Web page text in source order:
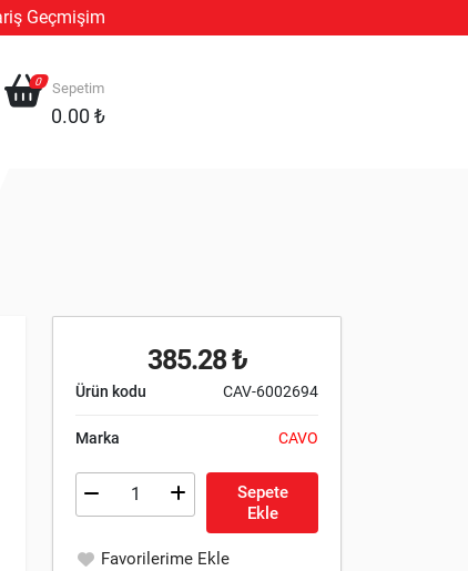
Geçmişim
0 Sepetim
0.00 ₺
385.28 ₺
Ürün kodu CAV-6002694
Marka CAVO
Sepete
Ekle
Favorilerime Ekle